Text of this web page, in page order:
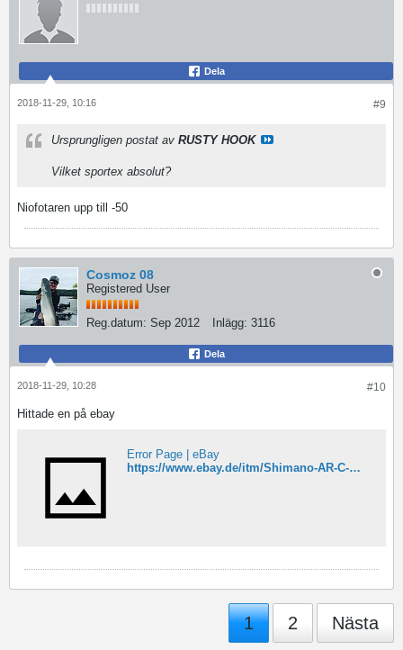
Dela
#9
2018-11-29, 10:16
Ursprungligen postat av RUSTY HOOK
Vilket sportex absolut?
Niofotaren upp till -50
Cosmoz 08
Registered User
Reg.datum: Sep 2012 Inlägg: 3116
Dela
#10
2018-11-29, 10:28
Hittade en på ebay
Error Page | eBay
https://www.ebay.de/itm/Shimano-AR-C-Aero-Ci4-4000-Frontbremsrolle-ARCAEROCI44000/222149269089?hash=item33b920d661:g:dlUAAOSwLJ9Z~JLN:rk:3:pf:0
1 2 Nästa